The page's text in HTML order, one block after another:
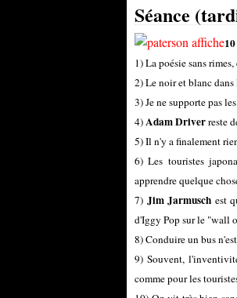
Séance
1) La poésie sans
2) Le noir et blanc
3) Je ne supporte pas
4)Adam Driverreste
5) Il n'y a finalement
6) Les touristes
apprendre quelque
7) Jim Jarmusch est
d'Iggy Pop sur le "wall
8) Conduire un bus
9) Souvent,
comme pour les